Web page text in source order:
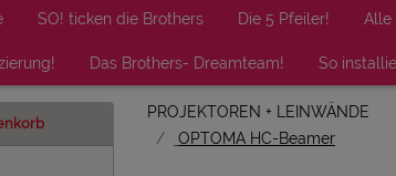
SO! ticken die Brothers Die 5 Pfeiler! Alle
Das Brothers- Dreamteam! So
PROJEKTOREN + LEINWÄNDE
OPTOMA HC-Beamer